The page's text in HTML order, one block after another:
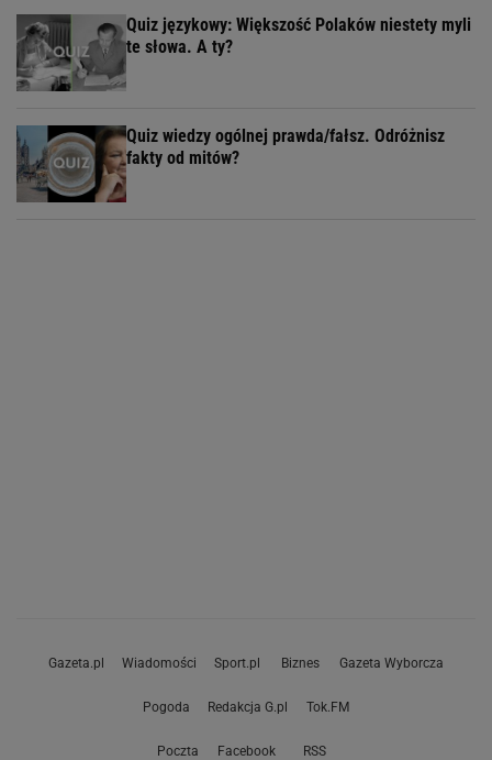
Quiz językowy: Większość Polaków niestety myli
te słowa. A ty?
Quiz wiedzy ogólnej prawda/fałsz. Odróżnisz
fakty od mitów?
Gazeta.pl Wiadomości Sport.pl Biznes Gazeta Wyborcza
Pogoda Redakcja G.pl Tok.FM
Poczta Facebook RSS